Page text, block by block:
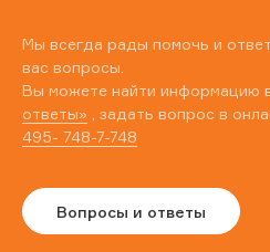
Мы всегда рады помочь и
вас вопросы.
Вы можете найти информацию
ответы» , задать вопрос в
495- 748-7-748
Вопросы и ответы